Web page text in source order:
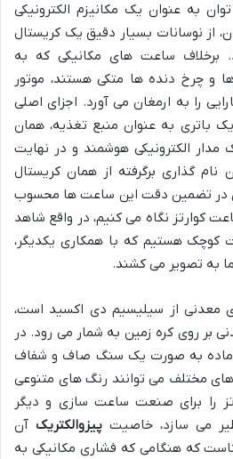
به عنوان یک مکانیزم الکترونیکی
از نوسانات بسیار دقیق یک کریستال
برخلاف ساعت های مکانیکی که به
و چرخ دنده ها متکی هستند، موتور
را به ارمغان می آورد. اجزای اصلی
باتری به عنوان منبع تغذیه، همان
مدار الکترونیکی هوشمند و در نهایت
گذاری برگرفته از همان کریستال
در تضمین دقت این ساعت ها محسوب
کوارتز نگاه می کنیم، در واقع شاهد
کوچک هستیم که با همکاری یکدیگر،
به تصویر می کشند.
معدنی از سیلیسیم دی اکسید است،
بر روی کره زمین به شمار می رود. در
ماده به صورت یک سنگ صاف و شفاف
مختلف می توانند رنگ های متنوعی
را برای صنعت ساعت سازی و دیگر
می سازد، خاصیت پیزوالکتریک آن
که هنگامی که فشاری مکانیکی به